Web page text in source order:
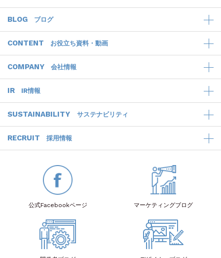
BLOG ブログ
CONTENT お役立ち資料・動画
COMPANY 会社情報
IR IR情報
SUSTAINABILITY サステナビリティ
RECRUIT 採用情報
公式Facebookページ マーケティングブログ